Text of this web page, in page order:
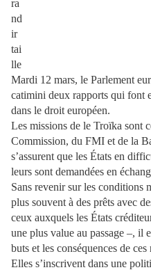
Mardi 12 mars, le Parlement
catimini deux rapports qui font
dans le droit européen.
Les missions de le Troïka sont
Commission, du FMI et de la
s’assurent que les États en
leurs sont demandées en
Sans revenir sur les conditions
plus souvent à des prêts avec
ceux auxquels les États
une plus value au passage –, il
buts et les conséquences de ces
Elles s’inscrivent dans une